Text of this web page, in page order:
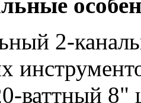
2-
ваттный 8"